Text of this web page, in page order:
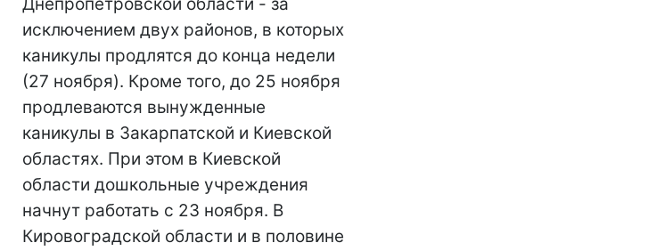
исключением двух районов, в которых
каникулы продлятся до конца недели
(27 ноября). Кроме того, до 25 ноября
продлеваются вынужденные
каникулы в Закарпатской и Киевской
областях. При этом в Киевской
области дошкольные учреждения
начнут работать с 23 ноября. В
Кировоградской области и в половине